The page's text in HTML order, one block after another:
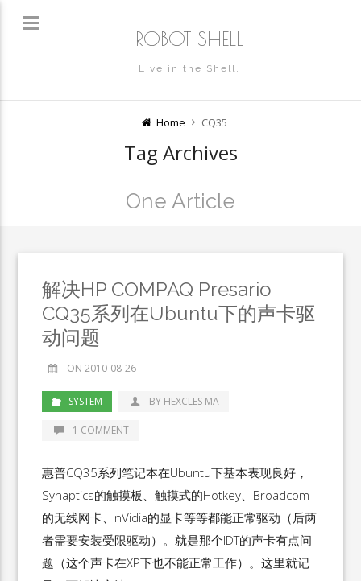
ROBOT SHELL
Live in the Shell.
Home CQ35
Tag Archives
One Article
解决HP COMPAQ Presario
CQ35系列在Ubuntu下的声卡驱
动问题
ON 2010-08-26
SYSTEM BY HEXCLES MA
1 COMMENT
惠普CQ35系列笔记本在Ubuntu下基本表现良好，
Synaptics的触摸板、触摸式的Hotkey、Broadcom
的无线网卡、nVidia的显卡等等都能正常驱动（后两
者需要安装受限驱动）。就是那个IDT的声卡有点问
题（这个声卡在XP下也不能正常工作）。这里就记